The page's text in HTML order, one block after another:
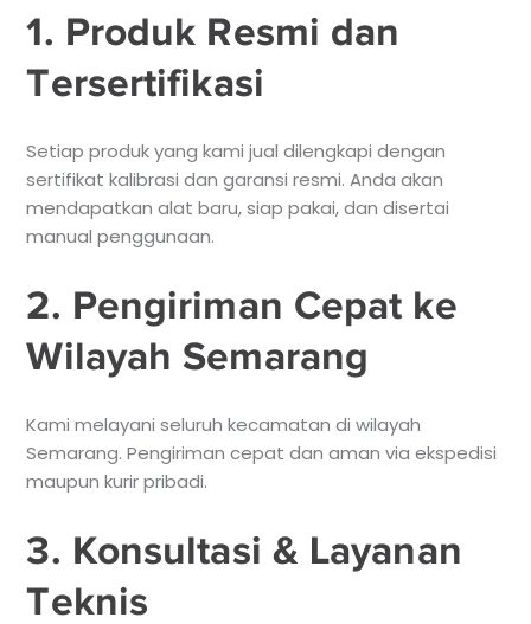
1. Produk Resmi dan
Tersertifikasi
Setiap produk yang kami jual dilengkapi dengan
sertifikat kalibrasi dan garansi resmi. Anda akan
mendapatkan alat baru, siap pakai, dan disertai
manual penggunaan.
2. Pengiriman Cepat ke
Wilayah Semarang
Kami melayani seluruh kecamatan di wilayah
Semarang. Pengiriman cepat dan aman via ekspedisi
maupun kurir pribadi.
3. Konsultasi & Layanan
Teknis